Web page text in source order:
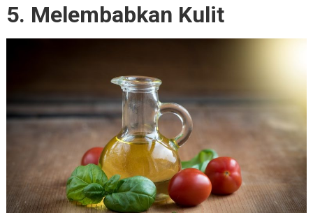
5. Melembabkan Kulit